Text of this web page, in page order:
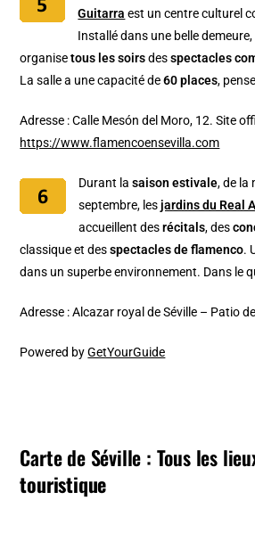
Guitarra est un centre culturel
Installé dans une belle demeure,
organisetous les soirsdesspectacles
La salle a une capacité de60 places,
Adresse : Calle Mesón del Moro, 12. Site
https://www.flamencoensevilla.com
Durant lasaison estivale, de la
septembre, lesjardins du Real
accueillent desrécitals, des
classique et desspectacles de flamenco.
dans un superbe environnement. Dans le
Adresse : Alcazar royal de Séville – Patio
Powered byGetYourGuide
Carte de Séville : Tous les
touristique